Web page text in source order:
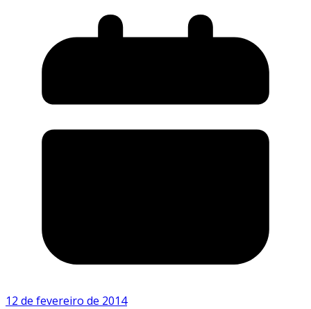
12 de fevereiro de 2014